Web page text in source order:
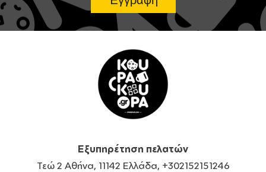
Εξυπηρέτηση πελατών
Τεώ 2 Αθήνα, 11142 Ελλάδα, +302152151246